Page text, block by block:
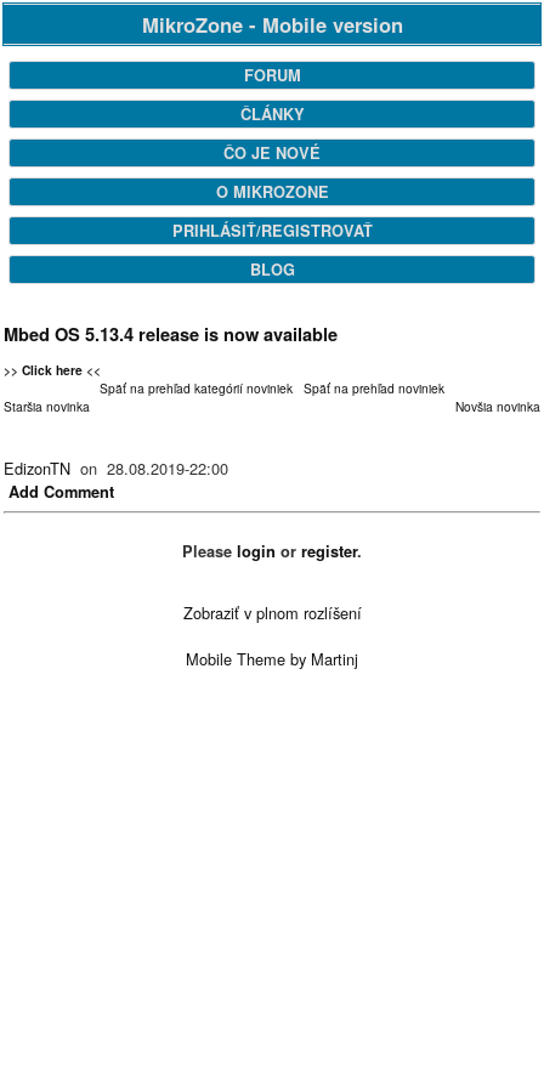
MikroZone - Mobile version
FORUM
ČLÁNKY
ČO JE NOVÉ
O MIKROZONE
PRIHLÁSIŤ/REGISTROVAŤ
BLOG
Mbed OS 5.13.4 release is now available
>> Click here <<
Späť na prehľad kategórií noviniek Späť na prehľad noviniek
Staršia novinka
Novšia novinka
EdizonTN on 28.08.2019-22:00
Add Comment
Please login or register.
Zobraziť v plnom rozlíšení
Mobile Theme by Martinj